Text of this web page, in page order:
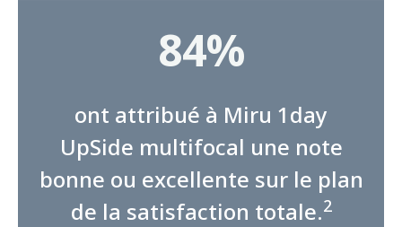
84%
ont attribué à Miru 1day
UpSide multifocal une note
bonne ou excellente sur le plan
de la satisfaction totale.2